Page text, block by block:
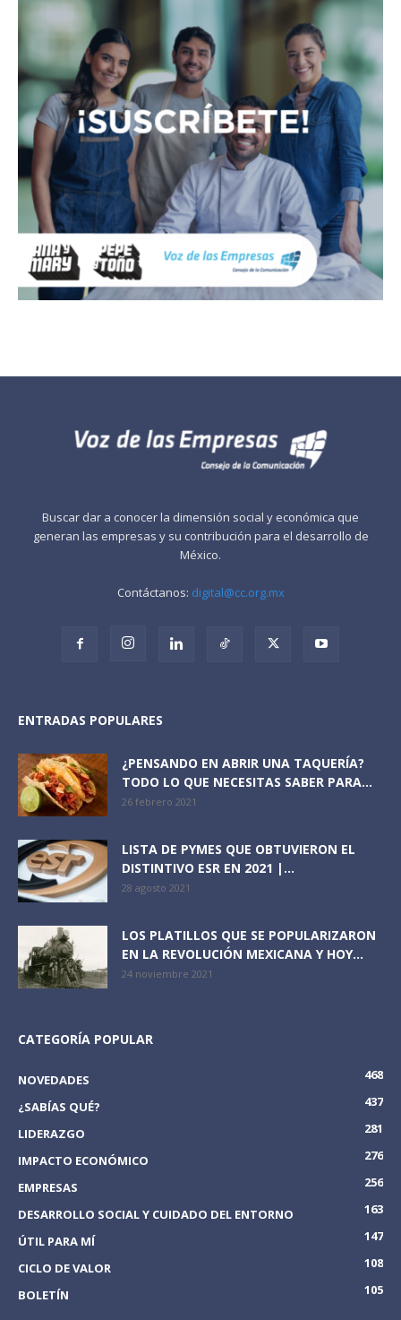
Buscar dar a conocer la dimensión social y económica que
generan las empresas y su contribución para el desarrollo de
México.
Contáctanos: digital@cc.org.mx
ENTRADAS POPULARES
¿PENSANDO EN ABRIR UNA TAQUERÍA?
TODO LO QUE NECESITAS SABER PARA...
26 febrero 2021
LISTA DE PYMES QUE OBTUVIERON EL
DISTINTIVO ESR EN 2021 |...
28 agosto 2021
LOS PLATILLOS QUE SE POPULARIZARON
EN LA REVOLUCIÓN MEXICANA Y HOY...
24 noviembre 2021
CATEGORÍA POPULAR
NOVEDADES
468
¿SABÍAS QUÉ?
437
LIDERAZGO
281
IMPACTO ECONÓMICO
276
EMPRESAS
256
DESARROLLO SOCIAL Y CUIDADO DEL ENTORNO
163
ÚTIL PARA MÍ
147
CICLO DE VALOR
108
BOLETÍN
105